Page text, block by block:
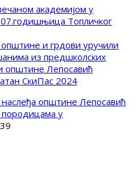
академијом у
Топличког
и грдови уручили
из предшколских
општине Лепосавић
СкиПас 2024
у